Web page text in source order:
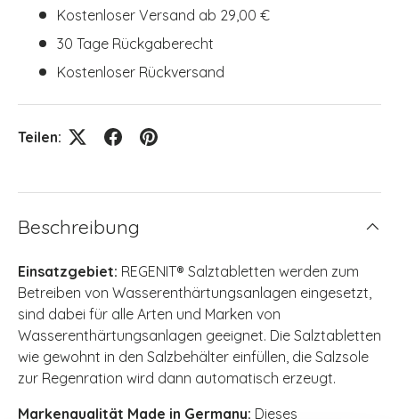
Kostenloser Versand ab 29,00 €
30 Tage Rückgaberecht
Kostenloser Rückversand
Teilen:
Beschreibung
Einsatzgebiet: REGENIT® Salztabletten werden zum
Betreiben von Wasserenthärtungsanlagen eingesetzt,
sind dabei für alle Arten und Marken von
Wasserenthärtungsanlagen geeignet. Die Salztabletten
wie gewohnt in den Salzbehälter einfüllen, die Salzsole
zur Regenration wird dann automatisch erzeugt.
Markenqualität Made in Germany: Dieses